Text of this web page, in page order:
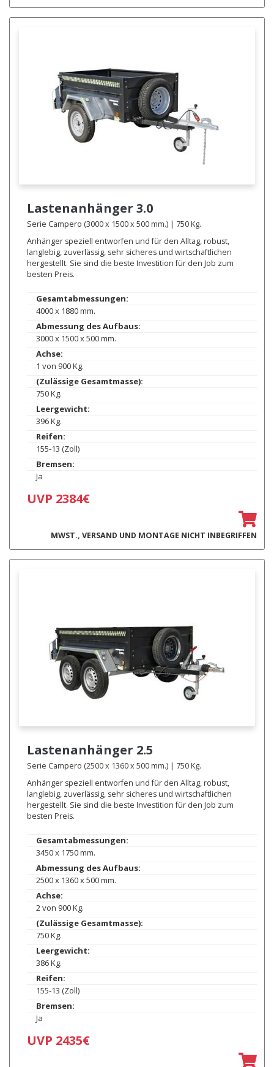
Lastenanhänger 3.0
Serie Campero (3000 x 1500 x 500 mm.) | 750 Kg.
Anhänger speziell entworfen und für den Alltag, robust,
langlebig, zuverlässig, sehr sicheres und wirtschaftlichen
hergestellt. Sie sind die beste Investition für den Job zum
besten Preis.
Gesamtabmessungen:
4000 x 1880 mm.
Abmessung des Aufbaus:
3000 x 1500 x 500 mm.
Achse:
1 von 900 Kg.
(Zulässige Gesamtmasse):
750 Kg.
Leergewicht:
396 Kg.
Reifen:
155-13 (Zoll)
Bremsen:
Ja
UVP 2384€
MWST., VERSAND UND MONTAGE NICHT INBEGRIFFEN
Lastenanhänger 2.5
Serie Campero (2500 x 1360 x 500 mm.) | 750 Kg.
Anhänger speziell entworfen und für den Alltag, robust,
langlebig, zuverlässig, sehr sicheres und wirtschaftlichen
hergestellt. Sie sind die beste Investition für den Job zum
besten Preis.
Gesamtabmessungen:
3450 x 1750 mm.
Abmessung des Aufbaus:
2500 x 1360 x 500 mm.
Achse:
2 von 900 Kg.
(Zulässige Gesamtmasse):
750 Kg.
Leergewicht:
386 Kg.
Reifen:
155-13 (Zoll)
Bremsen:
Ja
UVP 2435€